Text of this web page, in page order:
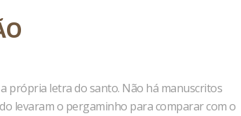
própria letra do santo. Não há manuscritos
levaram o pergaminho para comparar com o